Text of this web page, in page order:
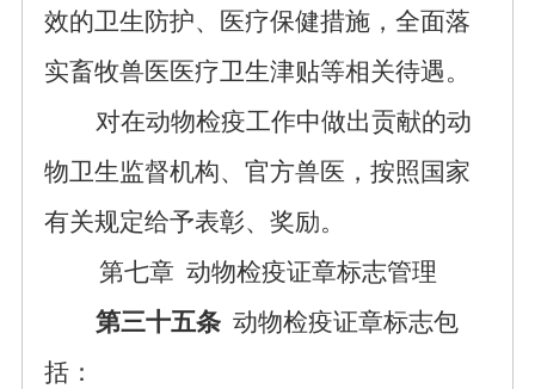
效的卫生防护、医疗保健措施，全面落
实畜牧兽医医疗卫生津贴等相关待遇。
对在动物检疫工作中做出贡献的动
物卫生监督机构、官方兽医，按照国家
有关规定给予表彰、奖励。
第七章 动物检疫证章标志管理
第三十五条 动物检疫证章标志包
括：